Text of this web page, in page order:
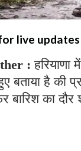
live
:
बताया है
बारिश का